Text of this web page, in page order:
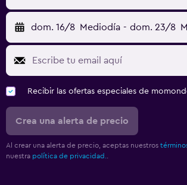
dom. 16/8 Mediodía - dom. 23/8
Recibir las ofertas especiales de
Crea una alerta de precio
Al crear una alerta de precio, aceptas nuestros
nuestra política de privacidad..